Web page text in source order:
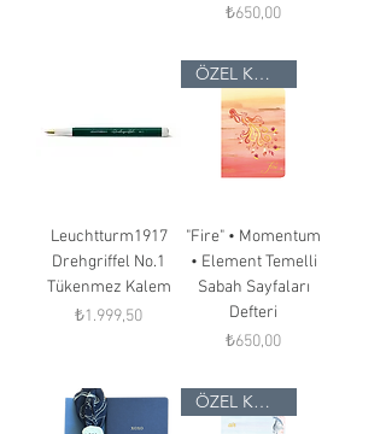
Fiyat
₺650,00
Leuchtturm1917
Drehgriffel No.1
Tükenmez Kalem
Fiyat
₺1.999,50
ÖZEL KOLEKSİYON
"Fire" • Momentum
• Element Temelli
Sabah Sayfaları
Defteri
Fiyat
₺650,00
ÖZEL KOLEKSİYON